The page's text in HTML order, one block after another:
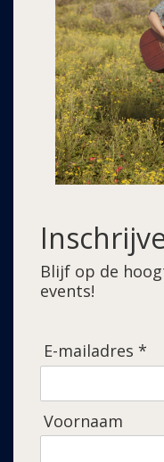
Blijf op de
events!
E-mailadres *
Voornaam